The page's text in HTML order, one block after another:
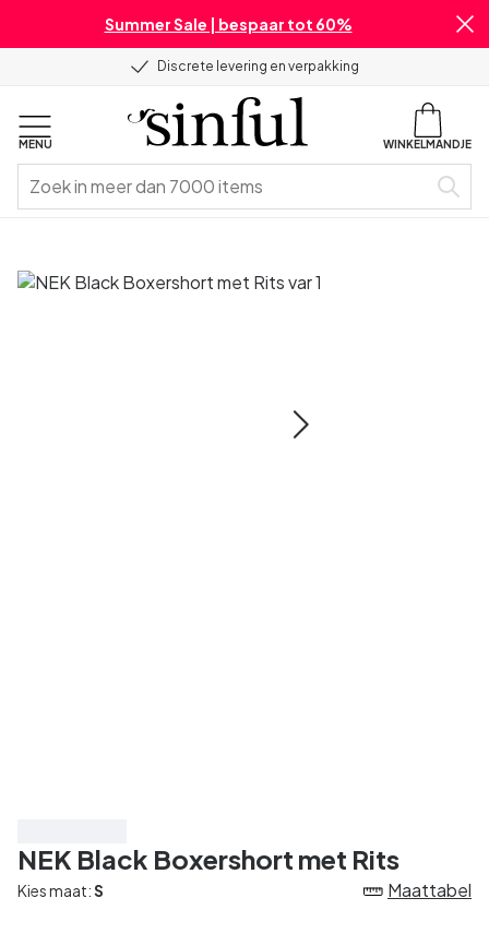
Summer Sale | bespaar tot 60%
Discrete levering en verpakking
MENU WINKELMANDJE
NEK Black Boxershort met Rits
Kies maat:S Maattabel